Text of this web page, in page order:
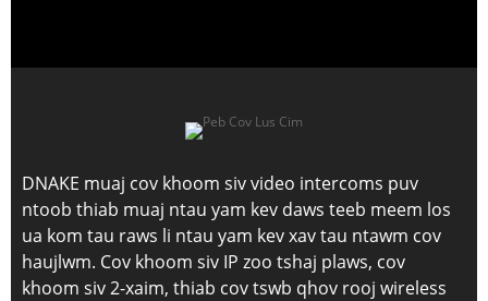
DNAKE muaj cov khoom siv video intercoms puv
ntoob thiab muaj ntau yam kev daws teeb meem los
ua kom tau raws li ntau yam kev xav tau ntawm cov
haujlwm. Cov khoom siv IP zoo tshaj plaws, cov
khoom siv 2-xaim, thiab cov tswb qhov rooj wireless